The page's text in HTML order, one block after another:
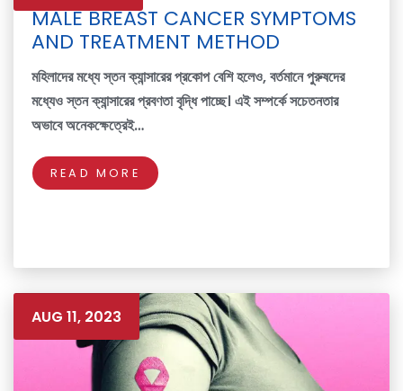
MALE BREAST CANCER SYMPTOMS
AND TREATMENT METHOD
মহিলাদের মধ্যে স্তন ক্যান্সারের প্রকোপ বেশি হলেও, বর্তমানে পুরুষদের
মধ্যেও স্তন ক্যান্সারের প্রবণতা বৃদ্ধি পাচ্ছে। এই সম্পর্কে সচেতনতার
অভাবে অনেকক্ষেত্রেই…
READ MORE
AUG 11, 2023